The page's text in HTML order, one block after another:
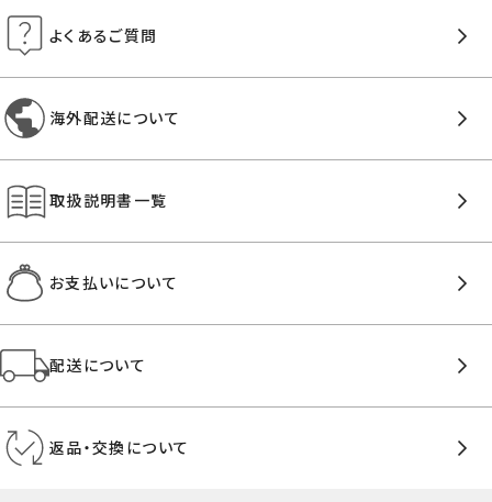
よくあるご質問
海外配送について
取扱説明書一覧
お支払いについて
配送について
返品・交換について